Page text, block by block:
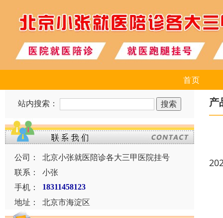
首页
站内搜索：
公司：
北京小张就医陪诊各大三甲医院挂号
联系：
小张
手机：
18311458123
地址： 北京市海淀区
产